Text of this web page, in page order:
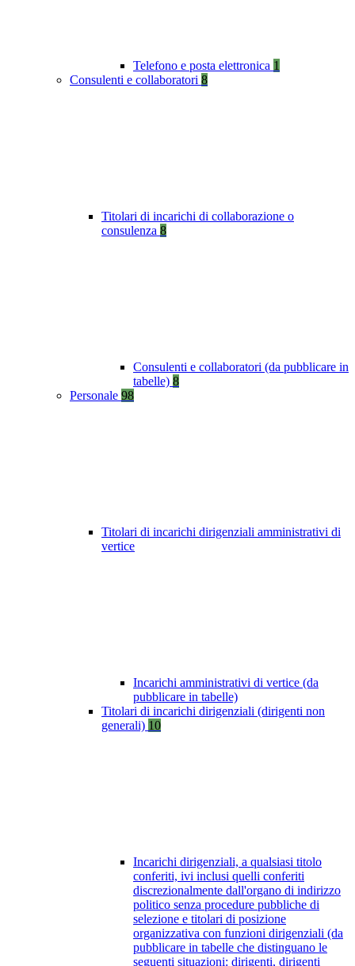
Telefono e posta elettronica 1
Consulenti e collaboratori 8
Titolari di incarichi di collaborazione o
consulenza 8
Consulenti e collaboratori (da pubblicare in
tabelle) 8
Personale 98
Titolari di incarichi dirigenziali amministrativi di
vertice
Incarichi amministrativi di vertice (da
pubblicare in tabelle)
Titolari di incarichi dirigenziali (dirigenti non
generali) 10
Incarichi dirigenziali, a qualsiasi titolo
conferiti, ivi inclusi quelli conferiti
discrezionalmente dall'organo di indirizzo
politico senza procedure pubbliche di
selezione e titolari di posizione
organizzativa con funzioni dirigenziali (da
pubblicare in tabelle che distinguano le
seguenti situazioni: dirigenti, dirigenti